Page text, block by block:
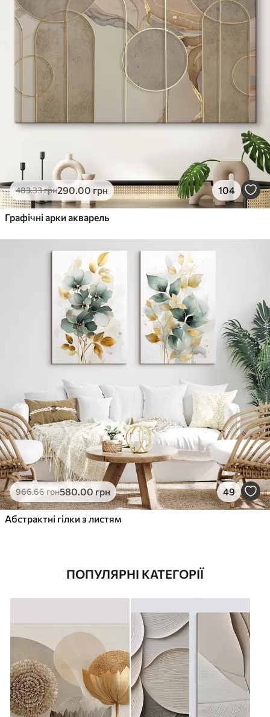
483.33грн290.00 грн 104
Графічні арки акварель
966.66грн580.00 грн 49
Абстрактні гілки з листям
ПОПУЛЯРНІ КАТЕГОРІЇ